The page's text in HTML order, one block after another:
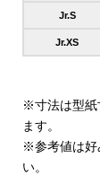
Jr.S
Jr.XS
※寸法は型紙
ます。
※参考値は好
い。